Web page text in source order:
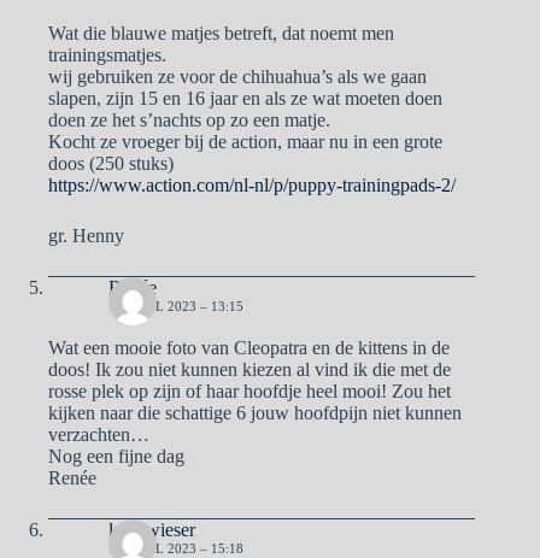
Wat die blauwe matjes betreft, dat noemt men
trainingsmatjes.
wij gebruiken ze voor de chihuahua’s als we gaan
slapen, zijn 15 en 16 jaar en als ze wat moeten doen
doen ze het s’nachts op zo een matje.
Kocht ze vroeger bij de action, maar nu in een grote
doos (250 stuks)
https://www.action.com/nl-nl/p/puppy-trainingpads-2/
gr. Henny
Renée
17 APRIL 2023 – 13:15
Wat een mooie foto van Cleopatra en de kittens in de
doos! Ik zou niet kunnen kiezen al vind ik die met de
rosse plek op zijn of haar hoofdje heel mooi! Zou het
kijken naar die schattige 6 jouw hoofdpijn niet kunnen
verzachten…
Nog een fijne dag
Renée
lady wieser
17 APRIL 2023 – 15:18